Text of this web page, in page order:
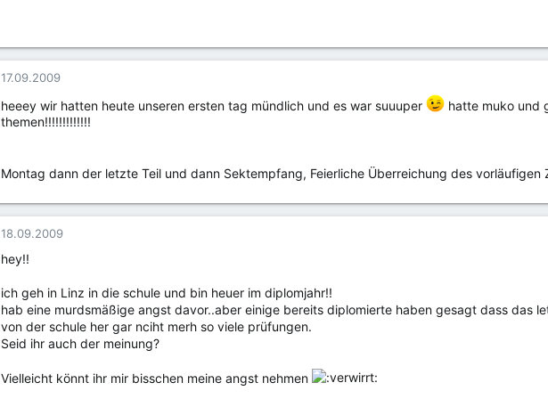
17.09.2009
heeey wir hatten heute unseren ersten tag mündlich und es war suuuper
hatte muko und
themen!!!!!!!!!!!!!
Montag dann der letzte Teil und dann Sektempfang, Feierliche Überreichung des
18.09.2009
hey!!
ich geh in Linz in die schule und bin heuer im diplomjahr!!
hab eine murdsmäßige angst davor..aber einige bereits diplomierte haben gesagt dass das
von der schule her gar nciht merh so viele prüfungen.
Seid ihr auch der meinung?
Vielleicht könnt ihr mir bisschen meine angst nehmen